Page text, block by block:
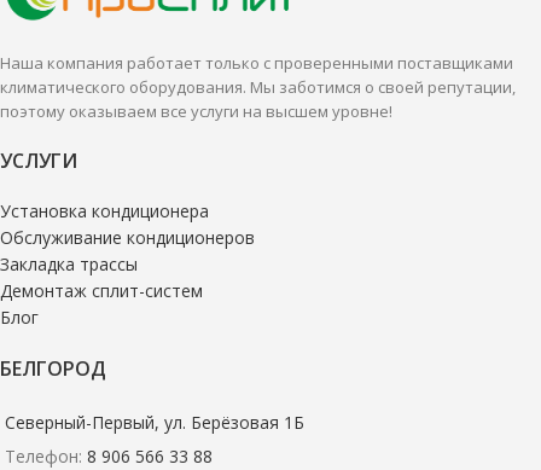
всего подходят для
и средних помещений.
всего подходят для
и средних помещений.
Наша компания работает только с проверенными поставщиками
климатического оборудования. Мы заботимся о своей репутации,
поэтому оказываем все услуги на высшем уровне!
УСЛУГИ
Установка кондиционера
Обслуживание кондиционеров
Закладка трассы
Демонтаж сплит-систем
Блог
БЕЛГОРОД
Северный-Первый, ул. Берёзовая 1Б
Телефон: 8 906 566 33 88